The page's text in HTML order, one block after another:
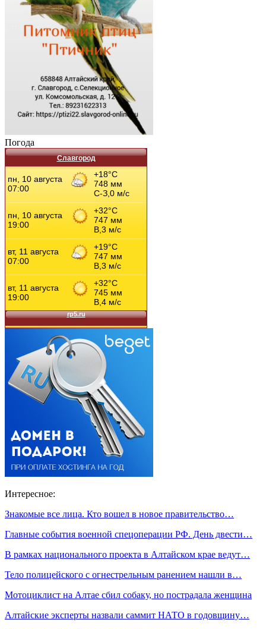
Погода
Славгород
Интересное:
Знакомые все лица. Кто вошел в новое правительство…
Главные события военной спецоперации РФ. День двести…
В рамках национального проекта в Алтайском крае ведут…
Тело полицейского с огнестрельным ранением нашли в…
Мотоциклист на Алтае сбил собаку, но пострадала женщина
Алтайские эксперты назвали саммит НАТО в годовщину…